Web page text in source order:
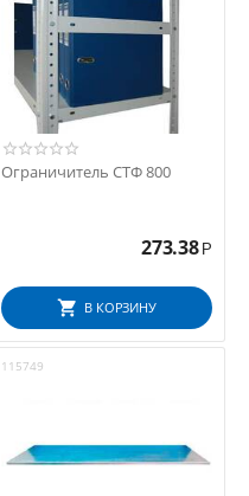
Ограничитель СТФ 800
273.38 Р
В КОРЗИНУ
115749